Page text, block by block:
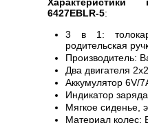
6427EBLR-5:
3 в 1:
родительская
Производитель:
Два двигателя
Аккумулятор 6V/
Индикатор
Мягкое сиденье,
Материал колес: